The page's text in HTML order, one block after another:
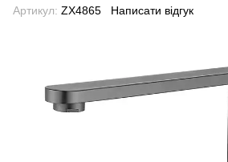
Артикул: ZX4865 Написати відгук